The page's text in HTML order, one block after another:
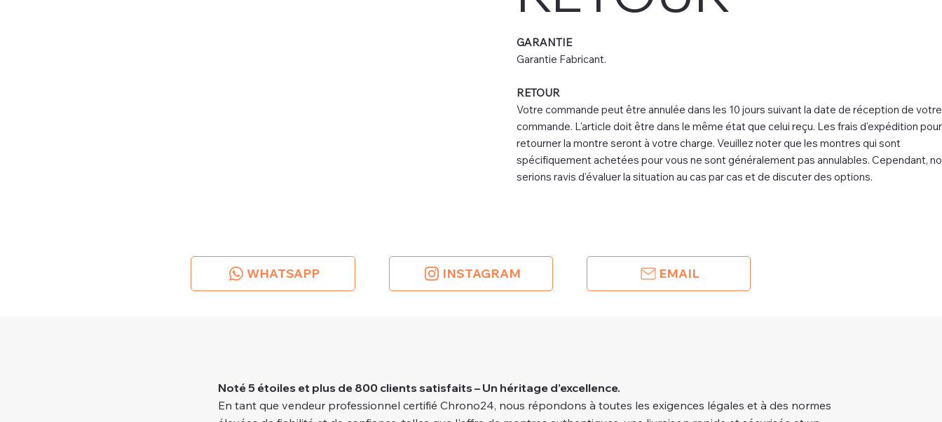
GARANTIE
Garantie Fabricant.
RETOUR
Votre commande peut être annulée dans les 10 jours suivant la date de réception de votre
commande. L'article doit être dans le même état que celui reçu. Les frais d'expédition pour
retourner la montre seront à votre charge. Veuillez noter que les montres qui sont
spécifiquement achetées pour vous ne sont généralement pas annulables. Cependant,
serions ravis d'évaluer la situation au cas par cas et de discuter des options.
WHATSAPP INSTAGRAM EMAIL
Noté 5 étoiles et plus de 800 clients satisfaits – Un héritage d’excellence.
En tant que vendeur professionnel certifié Chrono24, nous répondons à toutes les exigences légales et à des normes